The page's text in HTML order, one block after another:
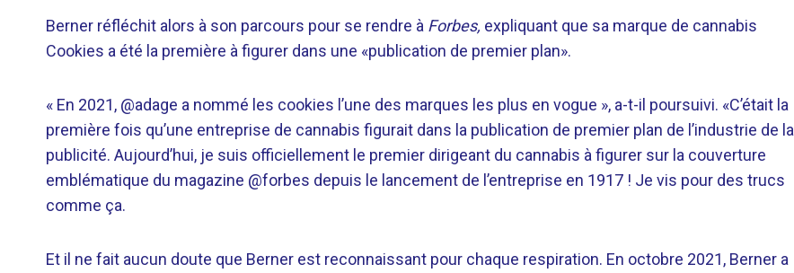
Berner réfléchit alors à son parcours pour se rendre à Forbes, expliquant que sa marque de cannabis
Cookies a été la première à figurer dans une «publication de premier plan».
« En 2021, @adage a nommé les cookies l’une des marques les plus en vogue », a-t-il poursuivi. «C’était la
première fois qu’une entreprise de cannabis figurait dans la publication de premier plan de l’industrie de la
publicité. Aujourd’hui, je suis officiellement le premier dirigeant du cannabis à figurer sur la couverture
emblématique du magazine @forbes depuis le lancement de l’entreprise en 1917 ! Je vis pour des trucs
comme ça.
Et il ne fait aucun doute que Berner est reconnaissant pour chaque respiration. En octobre 2021, Berner a